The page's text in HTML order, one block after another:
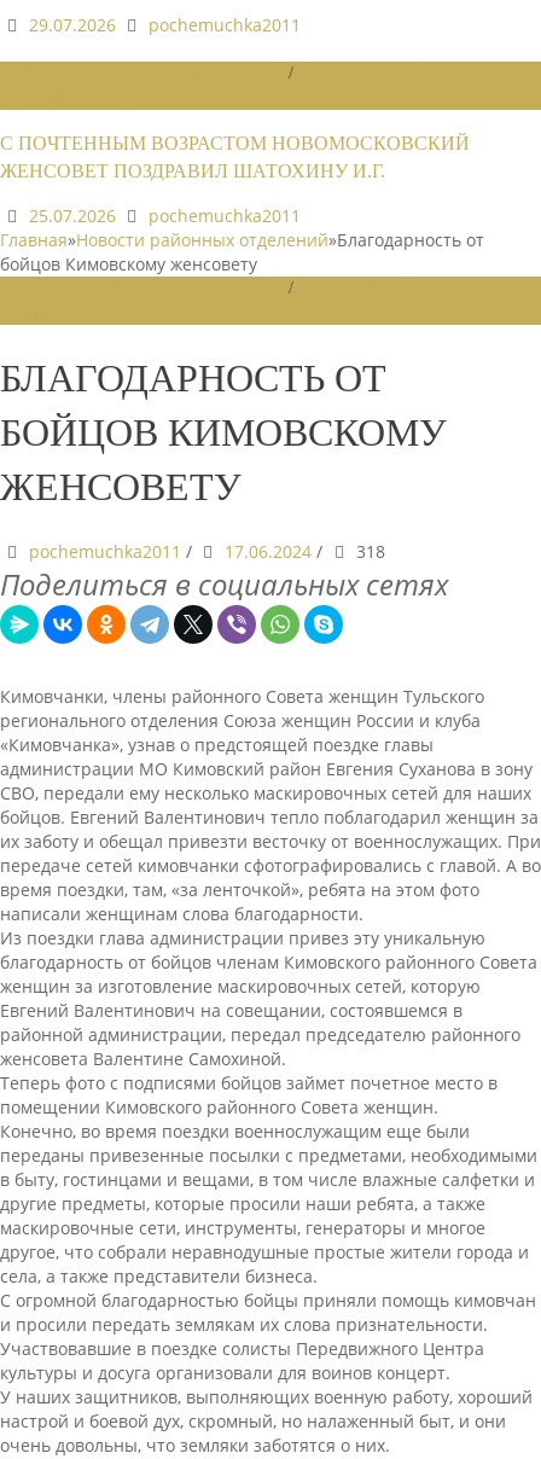
29.07.2026 pochemuchka2011
/
С ПОЧТЕННЫМ ВОЗРАСТОМ НОВОМОСКОВСКИЙ
ЖЕНСОВЕТ ПОЗДРАВИЛ ШАТОХИНУ И.Г.
25.07.2026
pochemuchka2011
Главная»Новости районных отделений»Благодарность от
бойцов Кимовскому женсовету
/
БЛАГОДАРНОСТЬ ОТ
БОЙЦОВ КИМОВСКОМУ
ЖЕНСОВЕТУ
pochemuchka2011 / 17.06.2024 / 318
Поделиться в социальных сетях
Кимовчанки, члены районного Совета женщин Тульского
регионального отделения Союза женщин России и клуба
«Кимовчанка», узнав о предстоящей поездке главы
администрации МО Кимовский район Евгения Суханова в зону
СВО, передали ему несколько маскировочных сетей для наших
бойцов. Евгений Валентинович тепло поблагодарил женщин за
их заботу и обещал привезти весточку от военнослужащих. При
передаче сетей кимовчанки сфотографировались с главой. А во
время поездки, там, «за ленточкой», ребята на этом фото
написали женщинам слова благодарности.
Из поездки глава администрации привез эту уникальную
благодарность от бойцов членам Кимовского районного Совета
женщин за изготовление маскировочных сетей, которую
Евгений Валентинович на совещании, состоявшемся в
районной администрации, передал председателю районного
женсовета Валентине Самохиной.
Теперь фото с подписями бойцов займет почетное место в
помещении Кимовского районного Совета женщин.
Конечно, во время поездки военнослужащим еще были
переданы привезенные посылки с предметами, необходимыми
в быту, гостинцами и вещами, в том числе влажные салфетки и
другие предметы, которые просили наши ребята, а также
маскировочные сети, инструменты, генераторы и многое
другое, что собрали неравнодушные простые жители города и
села, а также представители бизнеса.
С огромной благодарностью бойцы приняли помощь кимовчан
и просили передать землякам их слова признательности.
Участвовавшие в поездке солисты Передвижного Центра
культуры и досуга организовали для воинов концерт.
У наших защитников, выполняющих военную работу, хороший
настрой и боевой дух, скромный, но налаженный быт, и они
очень довольны, что земляки заботятся о них.